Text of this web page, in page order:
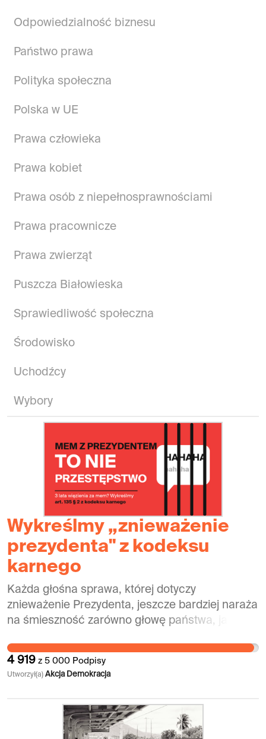
Odpowiedzialność biznesu
Państwo prawa
Polityka społeczna
Polska w UE
Prawa człowieka
Prawa kobiet
Prawa osób z niepełnosprawnościami
Prawa pracownicze
Prawa zwierząt
Puszcza Białowieska
Sprawiedliwość społeczna
Środowisko
Uchodźcy
Wybory
Wykreślmy „znieważenie
prezydenta" z kodeksu
karnego
Każda głośna sprawa, której dotyczy
znieważenie Prezydenta, jeszcze bardziej naraża
na śmieszność zarówno głowę państwa, jak i
mrożący i uderzając w wolność słowa i
ekspresji. Radny powiatowy z Radomska
usłyszał zarzut karny za udostępnienie na
bohaterami popularnej bajki. W sprawie mema
powstała 72-stronicowa opinia biegłego,
4 919 z 5 000 Podpisy
Utworzył(a) Akcja Demokracja